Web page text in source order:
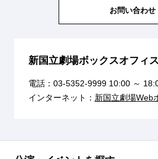
お問い合わせ
新国立劇場ボックスオフィス
電話： 03-5352-999910:00 ～
インターネット： 新国立劇場Web